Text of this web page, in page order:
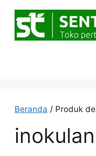
Beranda / Produk
inokulan